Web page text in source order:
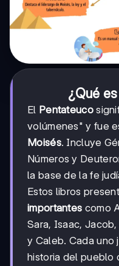
¿Qué
El Pentateuco
volúmenes" y fue
Moisés. Incluye
Números y
la base de la fe
Estos libros
importantes como
Sara, Isaac,
y Caleb. Cada uno
historia del pueblo